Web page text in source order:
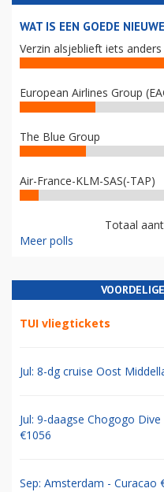
WAT IS EEN GOEDE
Verzin alsjeblieft iets anders
European Airlines Group
The Blue Group
Air-France-KLM-SAS(-TAP)
Totaal
Meer polls
TUI vliegtickets
Jul: 8-dg cruise Oost
Jul: 9-daagse Chogogo
€1056
Sep: Amsterdam - Curacao